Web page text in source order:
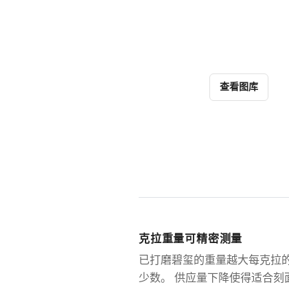
查看图库
克拉重量可精密测量
已打磨碧玺的重量越大每克拉
少数。 供应量下降使得适合刻